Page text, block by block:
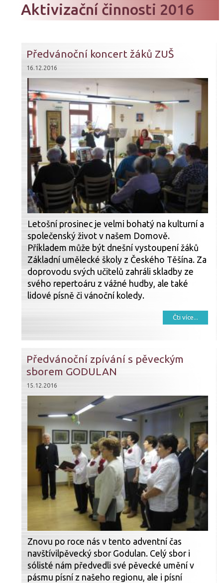
Aktivizační činnosti 2016
Předvánoční koncert žáků ZUŠ
16.12.2016
Letošní prosinec je velmi bohatý na kulturní a
společenský život v našem Domově.
Příkladem může být dnešní vystoupení žáků
Základní umělecké školy z Českého Těšína. Za
doprovodu svých učitelů zahráli skladby ze
svého repertoáru z vážné hudby, ale také
lidové písně či vánoční koledy.
Čti více...
Předvánoční zpívání s pěveckým
sborem GODULAN
15.12.2016
Znovu po roce nás v tento adventní čas
navštívilpěvecký sbor Godulan. Celý sbor i
sólisté nám předvedli své pěvecké umění v
pásmu písní z našeho regionu, ale i písní